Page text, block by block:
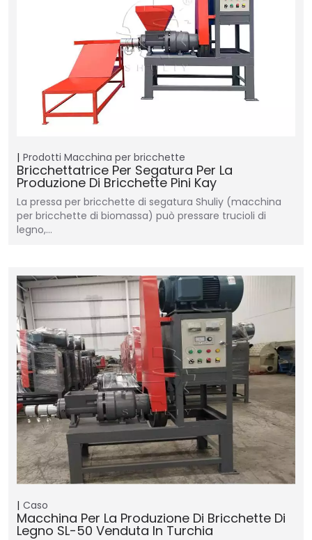
Prodotti Macchina per bricchette
Bricchettatrice Per Segatura Per La
Produzione Di Bricchette Pini Kay
La pressa per bricchette di segatura Shuliy (macchina
per bricchette di biomassa) può pressare trucioli di
legno,…
Caso
Macchina Per La Produzione Di Bricchette Di
Legno SL-50 Venduta In Turchia